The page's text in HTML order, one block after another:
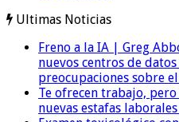
Ultimas Noticias
Freno a la IA | Greg
nuevos centros de
preocupaciones sobre
Te ofrecen trabajo, pero
nuevas estafas